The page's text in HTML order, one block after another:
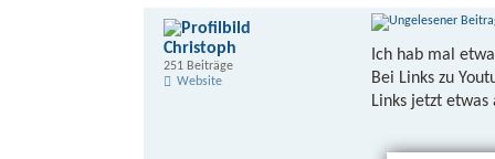
Ich hab mal
Bei Links zu
Links jetzt
Christoph
251 Beiträge
Website